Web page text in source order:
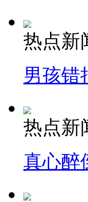
热点新
男孩错
热点新
真心醉